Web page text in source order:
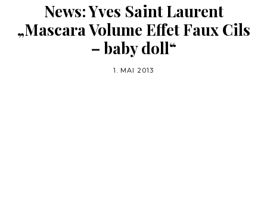
News: Yves Saint Laurent
„Mascara Volume Effet Faux Cils
– baby doll“
1. MAI 2013